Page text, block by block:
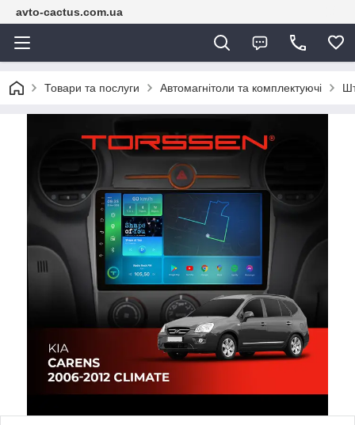
avto-cactus.com.ua
Товари та послуги Автомагнітоли та комплектуючі